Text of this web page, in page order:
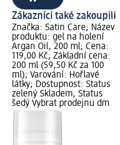
Zákazníci také zakoupili
Značka: Satin Care; Název
produktu: gel na holení
Argan Oil, 200 ml; Cena:
119,00 Kč; Základní cena:
200 ml (59,50 Kč za 100
ml); Varování: Hořlavé
látky; Dostupnost: Status
zelený Skladem, Status
šedý Vybrat prodejnu dm